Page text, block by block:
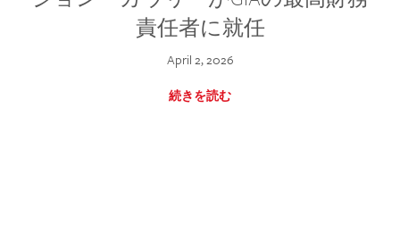
責任者に就任
April 2, 2026
続きを読む